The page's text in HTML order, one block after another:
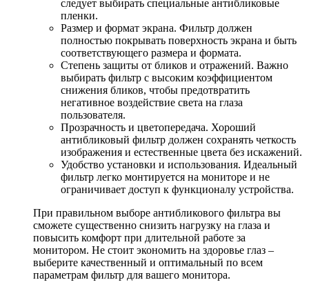
следует выбирать специальные антибликовые
пленки.
Размер и формат экрана. Фильтр должен
полностью покрывать поверхность экрана и быть
соответствующего размера и формата.
Степень защиты от бликов и отражений. Важно
выбирать фильтр с высоким коэффициентом
снижения бликов, чтобы предотвратить
негативное воздействие света на глаза
пользователя.
Прозрачность и цветопередача. Хороший
антибликовый фильтр должен сохранять четкость
изображения и естественные цвета без искажений.
Удобство установки и использования. Идеальный
фильтр легко монтируется на мониторе и не
ограничивает доступ к функционалу устройства.
При правильном выборе антибликового фильтра вы
сможете существенно снизить нагрузку на глаза и
повысить комфорт при длительной работе за
монитором. Не стоит экономить на здоровье глаз –
выберите качественный и оптимальный по всем
параметрам фильтр для вашего монитора.